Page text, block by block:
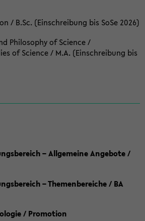
/ B.Sc. (Einschreibung bis SoSe 2026)
Philosophy of Science /
of Science / M.A. (Einschreibung bis
– Allgemeine Angebote /
– Themenbereiche / BA
/ Promotion